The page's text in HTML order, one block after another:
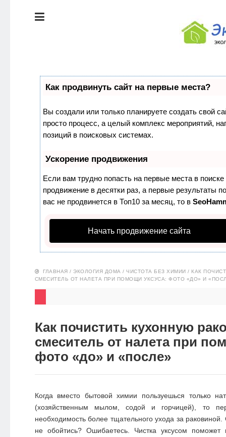
СТИЛЬ
ЭКОЛОГИЯ
ДОМА
КРАСОТА И
ПИТАНИЕ
БЛОГ
Как продвинуть сайт на первые места?
Вы создали или только планируете создать свой
просто процесс, а целый комплекс мероприятий,
позиций в поисковых системах.
Ускорение продвижения
Если вам трудно попасть на первые места в
продвижение в десятки раз, а первые результаты
вас не продвинется в Топ10 за месяц, то в
Начать продвижение сайта
ГЛАВНАЯ / ЭКОЛОГИЯ ДОМА / ЧИСТОТА БЕЗ ХИМИИ / КАК
СМЕСИТЕЛЬ ОТ НАЛЕТА ПРИ ПОМОЩИ УКСУСА: ФОТО «ДО» И
Как почистить кухонную
смеситель от налета при
фото «до» и «после»
Когда вместо бытовой химии пользуешься только
(хозяйственным мылом, содой и горчицей), то
необходимость более тщательного ухода за раковиной.
не обойтись? Ошибаетесь. Чистка уксусом поможет